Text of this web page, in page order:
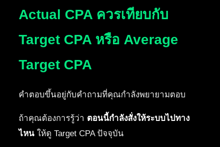
Actual CPA ควรเทียบกับ
Target CPA หรือ Average
Target CPA
คำตอบขึ้นอยู่กับคำถามที่คุณกำลังพยายามตอบ
ถ้าคุณต้องการรู้ว่า ตอนนี้กำลังสั่งให้ระบบไปทาง
ไหน ให้ดู Target CPA ปัจจุบัน